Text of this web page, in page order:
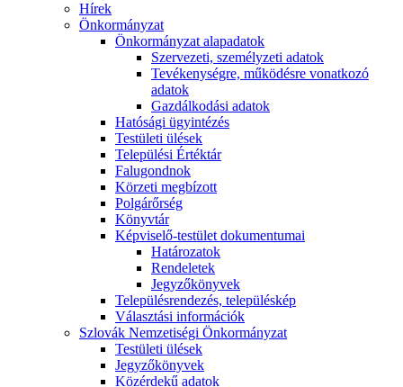
Hírek
Önkormányzat
Önkormányzat alapadatok
Szervezeti, személyzeti adatok
Tevékenységre, működésre vonatkozó
adatok
Gazdálkodási adatok
Hatósági ügyintézés
Testületi ülések
Települési Értéktár
Falugondnok
Körzeti megbízott
Polgárőrség
Könyvtár
Képviselő-testület dokumentumai
Határozatok
Rendeletek
Jegyzőkönyvek
Településrendezés, településkép
Választási információk
Szlovák Nemzetiségi Önkormányzat
Testületi ülések
Jegyzőkönyvek
Közérdekű adatok